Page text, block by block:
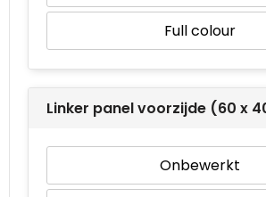
Full colour
Linker panel voorzijde (60 x
Onbewerkt